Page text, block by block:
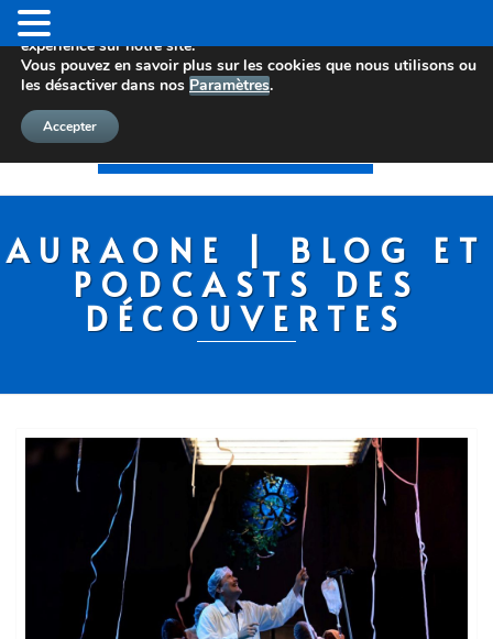
AURAONE | BLOG ET
PODCASTS DES
DÉCOUVERTES
Nous utilisons des cookies pour vous offrir la meilleure
expérience sur notre site.
Vous pouvez en savoir plus sur les cookies que nous utilisons ou
les désactiver dans nos Paramètres.
Accepter